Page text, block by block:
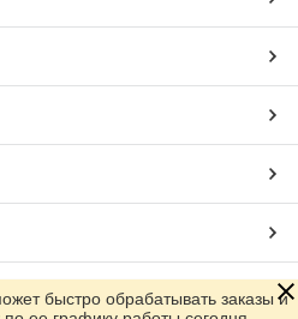
Prom.ua
быстро обрабатывать заказы и